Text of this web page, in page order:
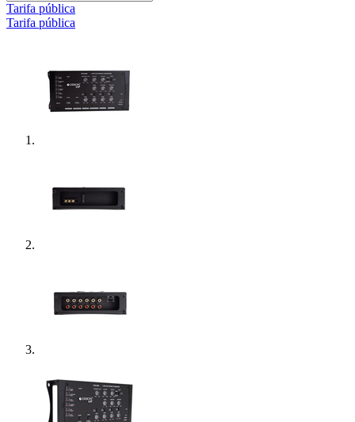
Tarifa pública
Tarifa pública